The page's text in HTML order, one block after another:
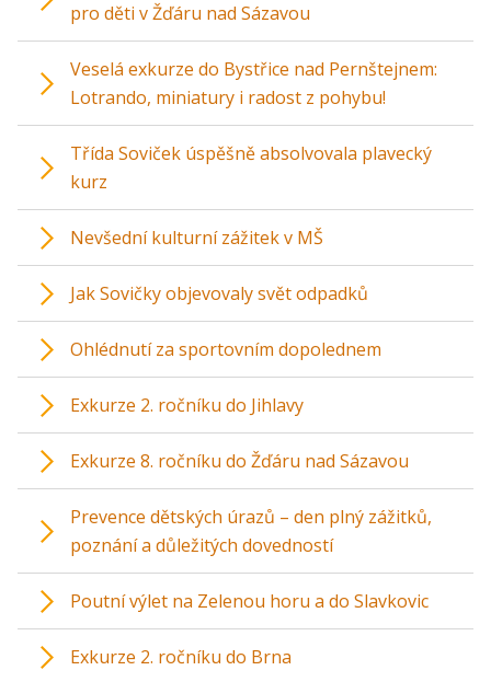
pro děti v Žďáru nad Sázavou
Veselá exkurze do Bystřice nad Pernštejnem:
Lotrando, miniatury i radost z pohybu!
Třída Soviček úspěšně absolvovala plavecký
kurz
Nevšední kulturní zážitek v MŠ
Jak Sovičky objevovaly svět odpadků
Ohlédnutí za sportovním dopolednem
Exkurze 2. ročníku do Jihlavy
Exkurze 8. ročníku do Žďáru nad Sázavou
Prevence dětských úrazů – den plný zážitků,
poznání a důležitých dovedností
Poutní výlet na Zelenou horu a do Slavkovic
Exkurze 2. ročníku do Brna